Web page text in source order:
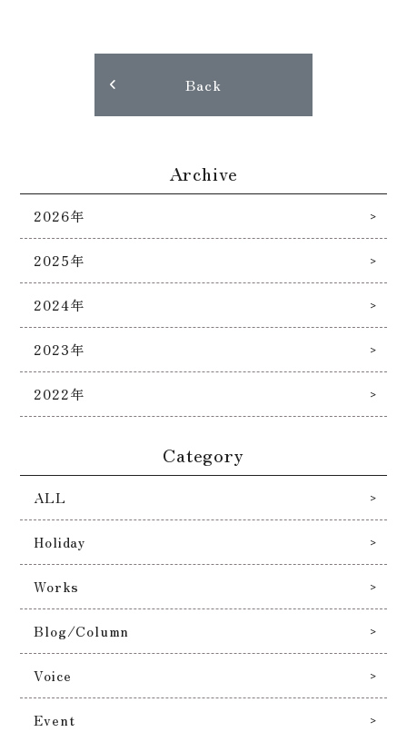
Back
Archive
2026年
2025年
2024年
2023年
2022年
Category
ALL
Holiday
Works
Blog/Column
Voice
Event